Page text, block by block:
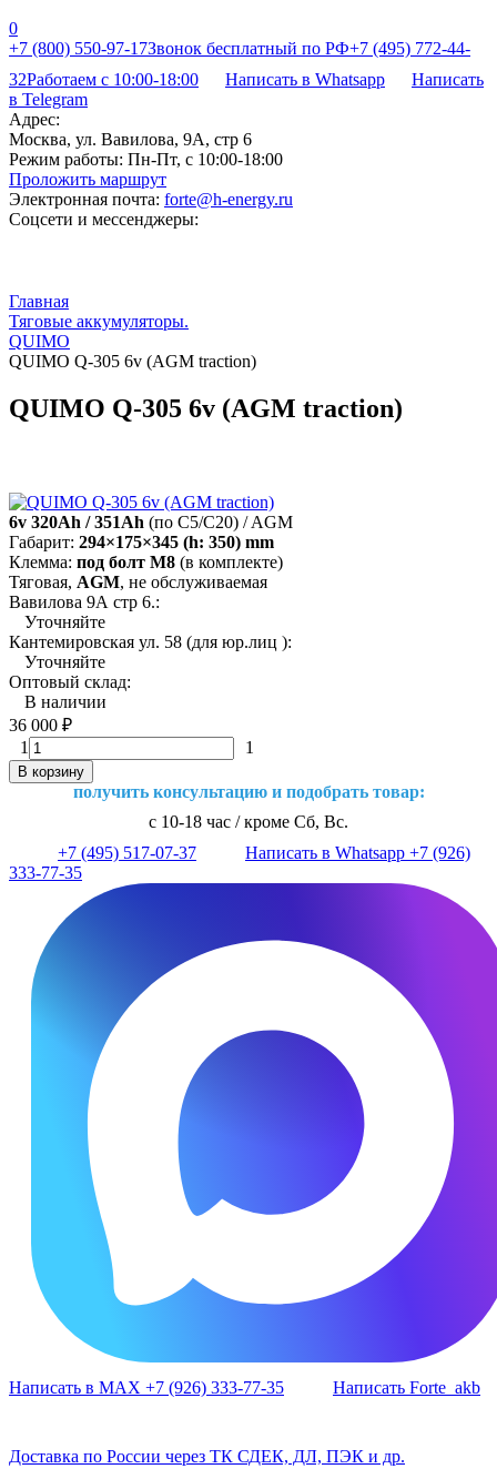
0
+7 (800) 550-97-17Звонок бесплатный по РФ+7 (495) 772-44-
32Работаем с 10:00-18:00 Написать в Whatsapp
Написать
в Telegram
Адрес:
Москва, ул. Вавилова, 9А, стр 6
Режим работы: Пн-Пт, с 10:00-18:00
Проложить маршрут
Электронная почта: forte@h-energy.ru
Соцсети и мессенджеры:
Главная
Тяговые аккумуляторы.
QUIMO
QUIMO Q-305 6v (AGM traction)
QUIMO Q-305 6v (AGM traction)
6v 320Ah / 351Ah (по C5/C20) / AGM
Габарит: 294×175×345 (h: 350) mm
Клемма: под болт М8 (в комплекте)
Тяговая, AGM, не обслуживаемая
Вавилова 9А стр 6.:
Уточняйте
Кантемировская ул. 58 (для юр.лиц ):
Уточняйте
Оптовый склад:
В наличии
36 000 ₽
1
1
В корзину
получить консультацию и подобрать товар:
с 10-18 час / кроме Сб, Вс.
+7 (495) 517-07-37
Написать в Whatsapp +7 (926)
333-77-35
Написать в MAX +7 (926) 333-77-35 Написать Forte_akb
Доставка по России через ТК СДЕК, ДЛ, ПЭК и др.